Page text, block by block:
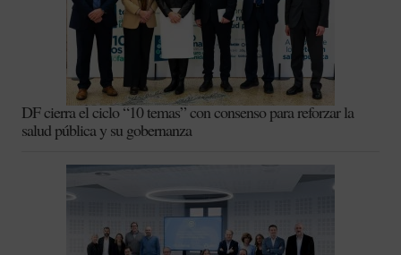
DF cierra el ciclo “10 temas” con consenso para reforzar la
salud pública y su gobernanza